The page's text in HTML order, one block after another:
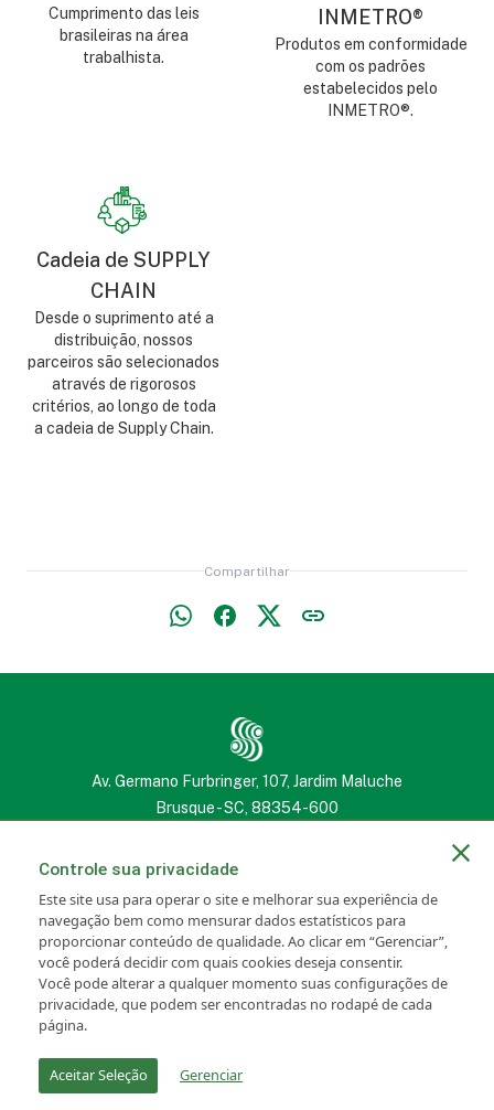
Cumprimento das leis
brasileiras na área
trabalhista.
INMETRO®
Produtos em conformidade
com os padrões
estabelecidos pelo
INMETRO®.
Cadeia de SUPPLY
CHAIN
Desde o suprimento até a
distribuição, nossos
parceiros são selecionados
através de rigorosos
critérios, ao longo de toda
a cadeia de Supply Chain.
Compartilhar
Av. Germano Furbringer, 107, Jardim Maluche
Brusque - SC, 88354-600
Portal SANCRIS Newsletter
Política de Privacidade
Transparência Salarial
Português - BR Español English
Controle sua privacidade
Este site usa para operar o site e melhorar sua experiência de
navegação bem como mensurar dados estatísticos para
proporcionar conteúdo de qualidade. Ao clicar em “Gerenciar”,
você poderá decidir com quais cookies deseja consentir.
Você pode alterar a qualquer momento suas configurações de
privacidade, que podem ser encontradas no rodapé de cada
página.
Aceitar Seleção Gerenciar